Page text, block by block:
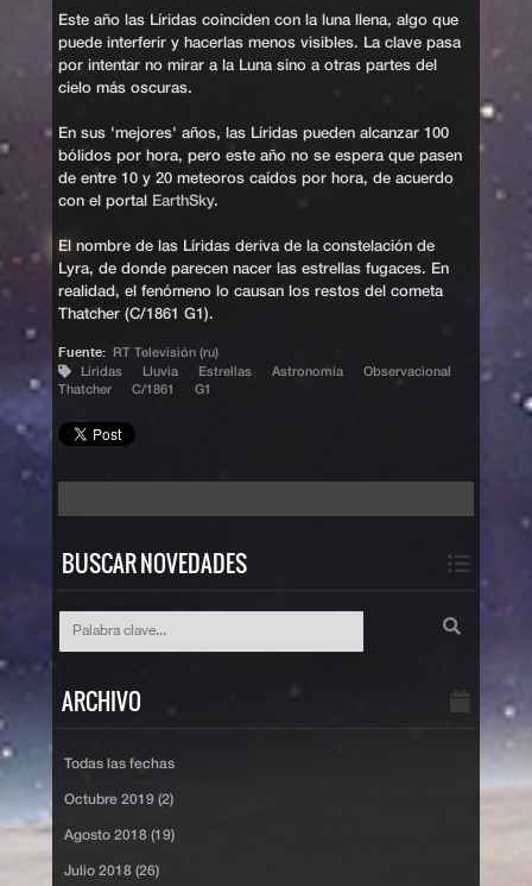
Este año las Líridas coinciden con la luna llena, algo que
puede interferir y hacerlas menos visibles. La clave pasa
por intentar no mirar a la Luna sino a otras partes del
cielo más oscuras.
En sus 'mejores' años, las Líridas pueden alcanzar 100
bólidos por hora, pero este año no se espera que pasen
de entre 10 y 20 meteoros caídos por hora, de acuerdo
con el portal
EarthSky.
El nombre de las Líridas deriva de la constelación de
Lyra, de donde parecen nacer las estrellas fugaces. En
realidad, el fenómeno lo causan los restos del cometa
Thatcher (C/1861 G1).
Fuente:
RT Televisión (ru)
Líridas
Lluvia Estrellas Astronomía
Observacional
Thatcher
C/1861 G1
BUSCAR NOVEDADES
ARCHIVO
Todas las fechas
Octubre 2019 (2)
Agosto 2018 (19)
Julio 2018 (26)